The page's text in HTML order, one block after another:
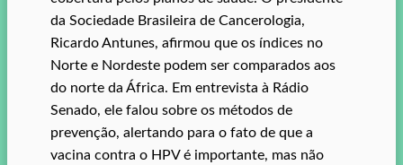
da Sociedade Brasileira de Cancerologia,
Ricardo Antunes, afirmou que os índices no
Norte e Nordeste podem ser comparados aos
do norte da África. Em entrevista à Rádio
Senado, ele falou sobre os métodos de
prevenção, alertando para o fato de que a
vacina contra o HPV é importante, mas não